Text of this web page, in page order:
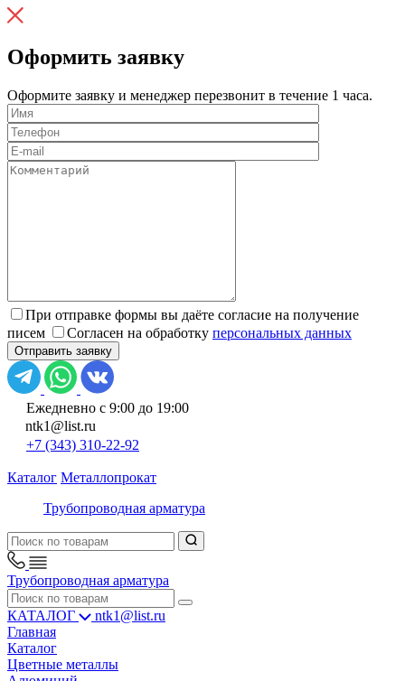
Оформить заявку
Оформите заявку и менеджер перезвонит в течение 1 часа.
При отправке формы вы даёте согласие на получение
писем
Согласен на обработку персональных данных
Ежедневно с 9:00 до 19:00
ntk1@list.ru
+7 (343) 310-22-92
Каталог Металлопрокат
Трубопроводная арматура
Трубопроводная арматура
КАТАЛОГ
ntk1@list.ru
Главная
Каталог
Цветные металлы